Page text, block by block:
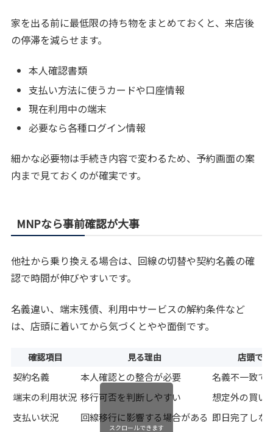
家を出る前に最低限の持ち物をまとめておくと、来店後
の停滞を減らせます。
本人確認書類
支払い方法に使うカードや口座情報
現在利用中の端末
必要なら各種ログイン情報
細かな必要物は手続き内容で変わるため、予約画面の案
内まで見ておくのが確実です。
MNPなら事前確認が大事
他社から乗り換える場合は、回線の切替や契約名義の確
認で時間が伸びやすいです。
名義違い、端末残債、利用中サービスの解約条件など
は、店頭に着いてから気づくとやや面倒です。
確認項目 見る理由 店頭で
契約名義 本人確認との整合が必要
名義不一致で
端末の利用状況 移行可否を判断しやすい
想定外の買い
支払い状況
回線移行に影響する場合がある 即日完了しな
スクロールできます